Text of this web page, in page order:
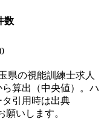
数
県の視能訓練士求人
算出（中央値）。ハ
引用時は出典
願いします。